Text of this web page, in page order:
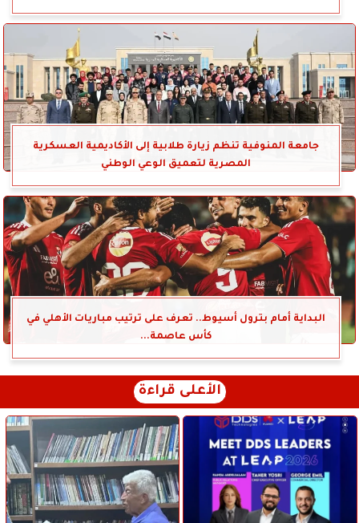
جامعة المنوفية تنظم زيارة طلابية إلى الأكاديمية العسكرية
المصرية لتعميق الوعي الوطني
البداية أمام بترول أسيوط.. تعرف على ترتيب مباريات الأهلي في
كأس عاصمة...
الأعلى قراءة